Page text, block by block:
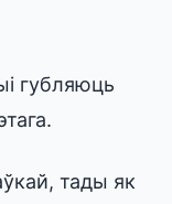
губляюць
тады як